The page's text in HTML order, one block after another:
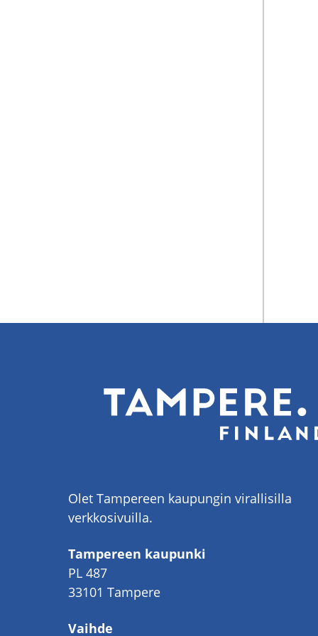
Olet Tampereen kaupungin virallisilla
verkkosivuilla.
Tampereen kaupunki
PL 487
33101 Tampere
Vaihde